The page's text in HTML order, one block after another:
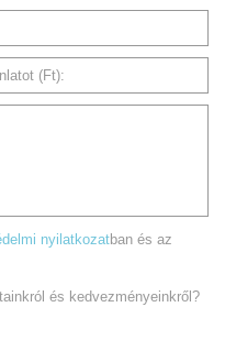
(Ft):
nyilatkozatban és az
és kedvezményeinkről?